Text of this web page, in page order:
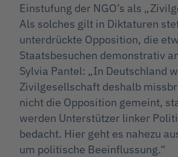
Einstufung der NGO’s als
Als solches gilt in Diktaturen
unterdrückte Opposition, die
Staatsbesuchen demonstrativ
Sylvia Pantel: „In Deutschland
Zivilgesellschaft deshalb
nicht die Opposition gemeint,
werden Unterstützer linker
bedacht. Hier geht es nahezu
um politische Beeinflussung.“